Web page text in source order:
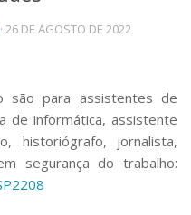
· 26 DE AGOSTO DE 2022
são para assistentes de
de informática, assistente
historiógrafo, jornalista,
segurança do trabalho: